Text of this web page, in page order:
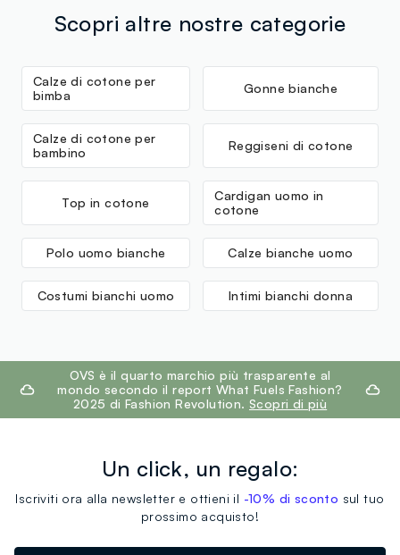
Scopri altre nostre categorie
Calze di cotone per
bimba
Gonne bianche
Calze di cotone per
bambino
Reggiseni di cotone
Top in cotone
Cardigan uomo in
cotone
Polo uomo bianche Calze bianche uomo
Costumi bianchi uomo Intimi bianchi donna
footer.ariatitleOVS è il quarto marchio più trasparente al
mondo secondo il report What Fuels Fashion?
2025 di Fashion Revolution. Scopri di più
Un click, un regalo:
Iscriviti ora alla newsletter e ottieni il -10% di sconto sul tuo
prossimo acquisto!